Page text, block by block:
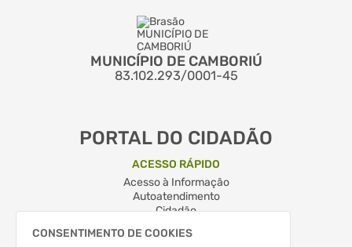
MUNICÍPIO DE CAMBORIÚ
83.102.293/0001-45
PORTAL DO CIDADÃO
ACESSO RÁPIDO
Acesso à Informação
Autoatendimento
Cidadão
CONSENTIMENTO DE COOKIES